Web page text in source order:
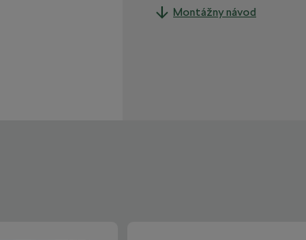
Montážny návod